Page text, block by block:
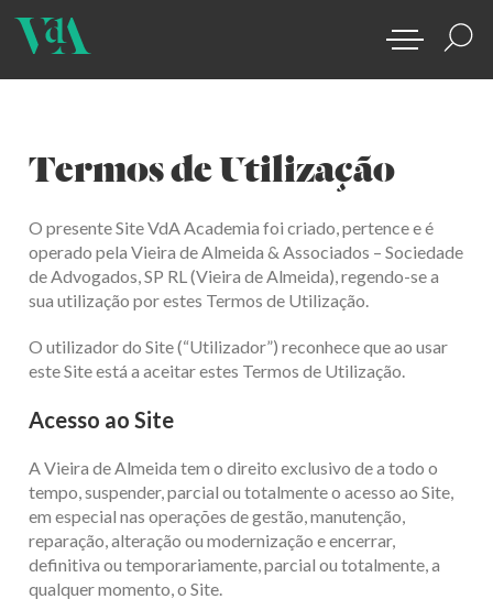
Termos de Utilização
O presente Site VdA Academia foi criado, pertence e é
operado pela Vieira de Almeida & Associados – Sociedade
de Advogados, SP RL (Vieira de Almeida), regendo-se a
sua utilização por estes Termos de Utilização.
O utilizador do Site (“Utilizador”) reconhece que ao usar
este Site está a aceitar estes Termos de Utilização.
Acesso ao Site
A Vieira de Almeida tem o direito exclusivo de a todo o
tempo, suspender, parcial ou totalmente o acesso ao Site,
em especial nas operações de gestão, manutenção,
reparação, alteração ou modernização e encerrar,
definitiva ou temporariamente, parcial ou totalmente, a
qualquer momento, o Site.